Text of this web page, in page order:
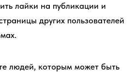
лайки на публикации и
других пользователей
людей, которым может быть